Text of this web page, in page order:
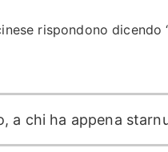
rispondono dicendo
a chi ha appena